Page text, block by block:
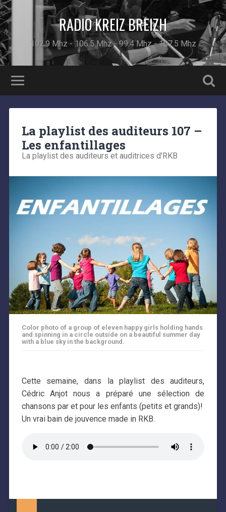
RADIO KREIZ BREIZH
102.9 Mhz - 106.5 Mhz - 99.4 Mhz - 107.5 Mhz
La playlist des auditeurs 107 –
Les enfantillages
La playlist des auditeurs et auditrices d'RKB
Color photo of a group of eleven happy girls holding hands
and spinning in a circle outside on a beautiful summer day
with a blue sky in the background.
Cette semaine, dans la playlist des auditeurs,
Cédric Anjot nous a préparé une sélection de
chansons par et pour les enfants (petits et grands)!
Un vrai bain de jouvence made in RKB.